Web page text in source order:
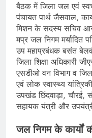
बैठक में जिला जल एवं
पंचायत पार्थ जैसवाल,
मिशन के सदस्य सचिव
मप्र जल निगम मर्यादित
उप महाप्रबंधक बसंत
जिला शिक्षा अधिकारी
एसडीओ वन विभाग व
एवं लोक स्वास्थ्य
उपखंड छिंदवाड़ा, चौरई,
सहायक यंत्री और
जल निगम के कार्यों